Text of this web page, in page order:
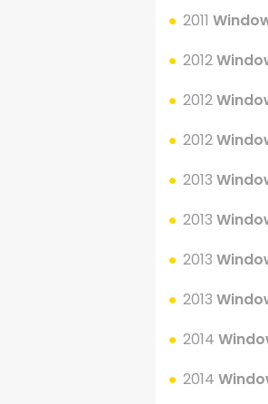
2011
2012
2012
2012
2013
2013
2013
2013
2014
2014